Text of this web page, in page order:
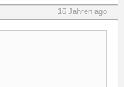
16 Jahren ago